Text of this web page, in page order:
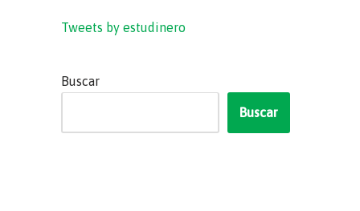
Tweets by estudinero
Buscar
Buscar